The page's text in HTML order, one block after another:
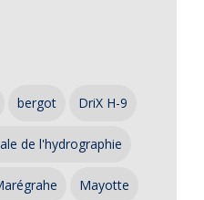
bergot DriX H-9
de l'hydrographie
Mayotte